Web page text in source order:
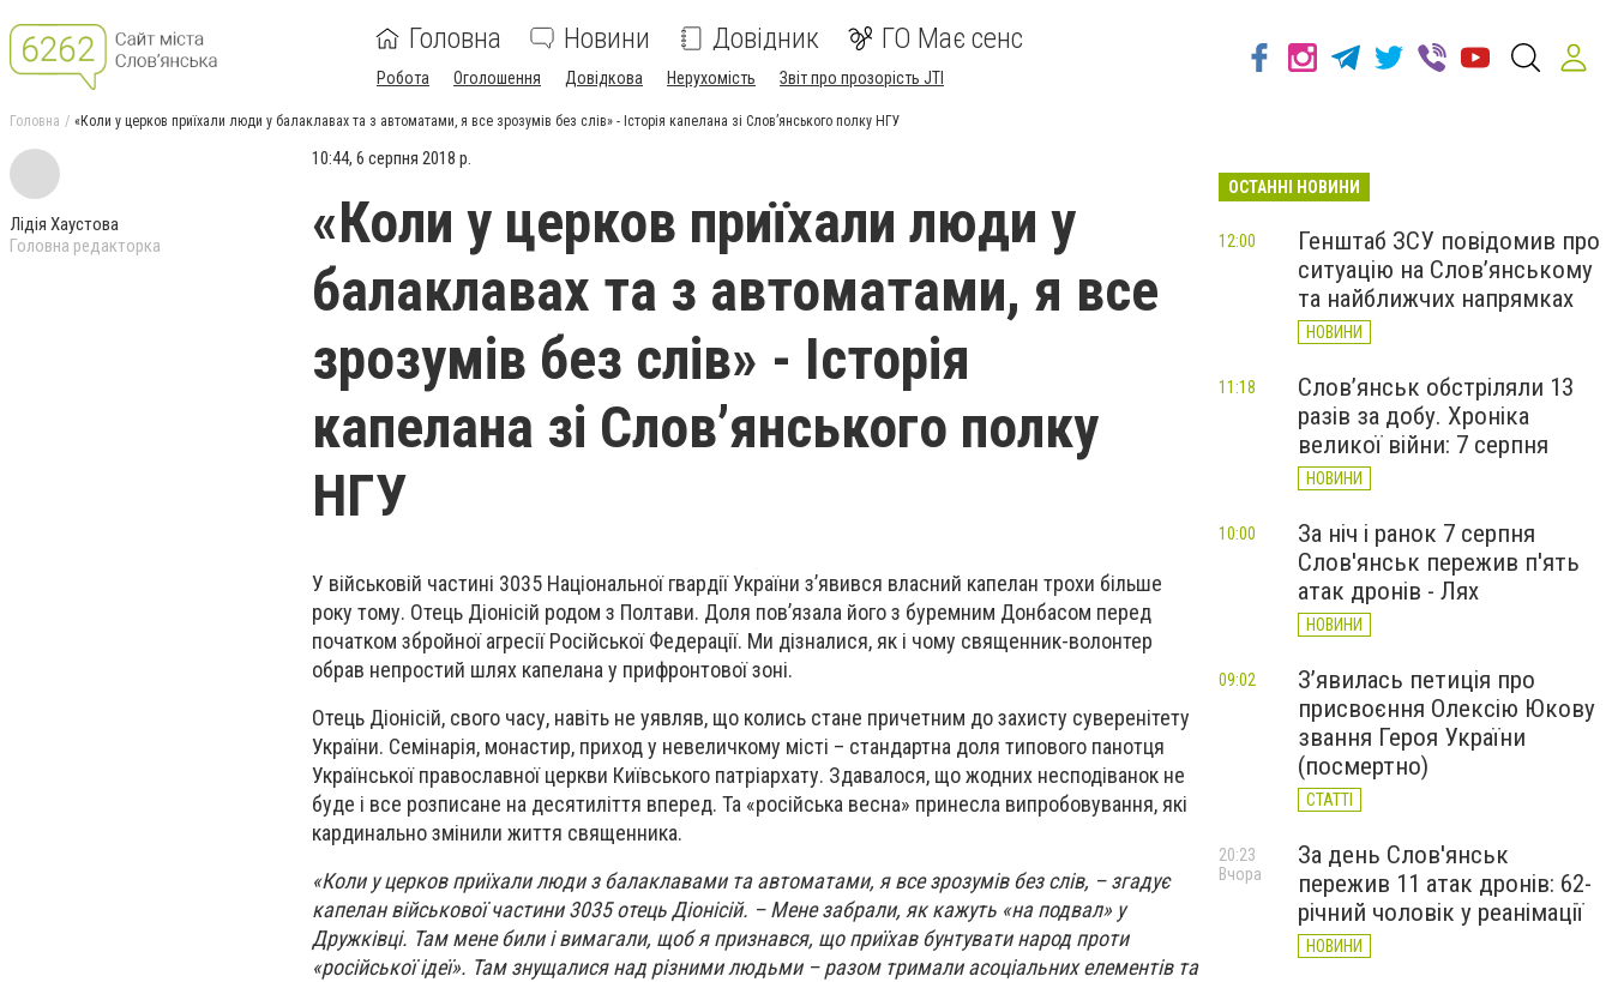
Головна Новини Довідник ГО Має сенс
Робота Оголошення Довідкова Нерухомість Звіт про прозорість JTI
Головна «Коли у церков приїхали люди у балаклавах та з автоматами, я все зрозумів без слів» - Історія капелана зі Слов’янського полку НГУ
Лідія Хаустова
Головна редакторка
10:44, 6 серпня 2018 р.
«Коли у церков приїхали люди у
балаклавах та з автоматами, я все
зрозумів без слів» - Історія
капелана зі Слов’янського полку
НГУ
У військовій частині 3035 Національної гвардії України з’явився власний капелан трохи більше
року тому. Отець Діонісій родом з Полтави. Доля пов’язала його з буремним Донбасом перед
початком збройної агресії Російської Федерації. Ми дізналися, як і чому священник-волонтер
обрав непростий шлях капелана у прифронтової зоні.
Отець Діонісій, свого часу, навіть не уявляв, що колись стане причетним до захисту суверенітету
України. Семінарія, монастир, приход у невеличкому місті – стандартна доля типового панотця
Української православної церкви Київського патріархату. Здавалося, що жодних несподіванок не
буде і все розписане на десятиліття вперед. Та «російська весна» принесла випробовування, які
кардинально змінили життя священника.
«Коли у церков приїхали люди з балаклавами та автоматами, я все зрозумів без слів, – згадує
капелан військової частини 3035 отець Діонісій. – Мене забрали, як кажуть «на подвал» у
Дружківці. Там мене били і вимагали, щоб я признався, що приїхав бунтувати народ проти
«російської ідеї». Там знущалися над різними людьми – разом тримали асоціальних елементів та
ОСТАННІ НОВИНИ
Генштаб ЗСУ повідомив про
ситуацію на Слов’янському
та найближчих напрямках
НОВИНИ
12:00
Слов’янськ обстріляли 13
разів за добу. Хроніка
великої війни: 7 серпня
НОВИНИ
11:18
За ніч і ранок 7 серпня
Слов'янськ пережив п'ять
атак дронів - Лях
НОВИНИ
10:00
З’явилась петиція про
присвоєння Олексію Юкову
звання Героя України
(посмертно)
СТАТТІ
09:02
За день Слов'янськ
пережив 11 атак дронів: 62-
річний чоловік у реанімації
НОВИНИ
20:23
Вчора